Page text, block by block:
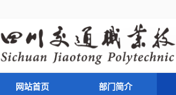
网站首页 部门简介